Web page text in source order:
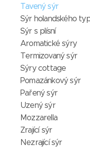
Tavený sýr
Sýr holandského
Sýr s plísní
Aromatické sýry
Termizovaný sýr
Sýry cottage
Pomazánkový sýr
Pařený sýr
Uzený sýr
Mozzarella
Zrající sýr
Nezrající sýr